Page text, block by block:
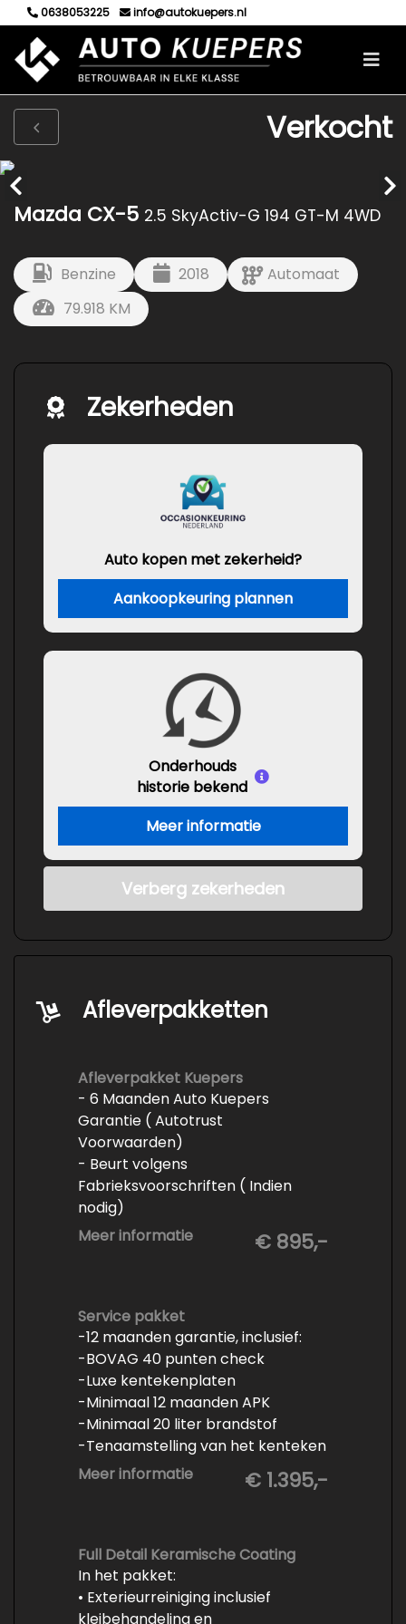
0638053225 info@autokuepers.nl
Verkocht
Mazda CX-5 2.5 SkyActiv-G 194 GT-M 4WD
Benzine 2018
Automaat
79.918 KM
Zekerheden
Auto kopen met zekerheid?
Aankoopkeuring plannen
Onderhouds
historie bekend
Meer informatie
Verberg zekerheden
Afleverpakketten
Afleverpakket Kuepers
- 6 Maanden Auto Kuepers
Garantie ( Autotrust
Voorwaarden)
- Beurt volgens
Fabrieksvoorschriften ( Indien
nodig)
- Minimaal 6 maanden APK
- Minimaal 3 mm banden profiel
vrijwaren
- Volledige inspectie
- Poetsen binnen en buiten
Meer informatie € 895,-
Service pakket
-12 maanden garantie, inclusief:
-BOVAG 40 punten check
-Luxe kentekenplaten
-Minimaal 12 maanden APK
-Minimaal 20 liter brandstof
-Tenaamstelling van het kenteken
-Vrijwaren van de inruilauto
polijsten
Meer informatie € 1.395,-
Full Detail Keramische Coating
In het pakket:
• Exterieurreiniging inclusief
kleibehandeling en